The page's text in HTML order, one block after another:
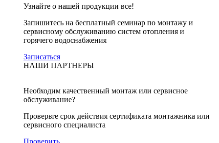
Узнайте о нашей продукции все!
Запишитесь на бесплатный семинар по монтажу и
сервисному обслуживанию систем отопления и
горячего водоснабжения
Записаться
НАШИ ПАРТНЕРЫ
Необходим качественный монтаж или сервисное
обслуживание?
Проверьте срок действия сертификата монтажника или
сервисного специалиста
Проверить